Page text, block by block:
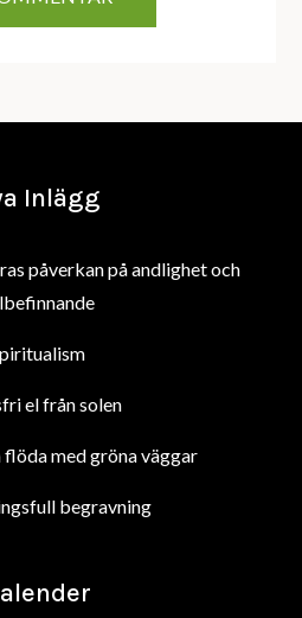
Inlägg
påverkan på andlighet och
el från solen
med gröna väggar
begravning